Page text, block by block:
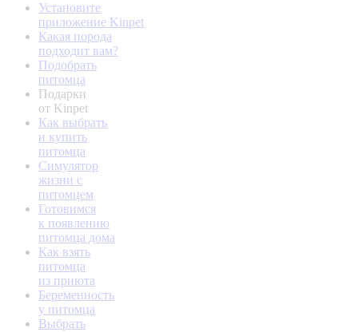
Установите
приложение Kinpet
Какая порода
подходит вам?
Подобрать
питомца
Подарки
от Kinpet
Как выбрать
и купить
питомца
Симулятор
жизни с
питомцем
Готовимся
к появлению
питомца дома
Как взять
питомца
из приюта
Беременность
у питомца
Выбрать